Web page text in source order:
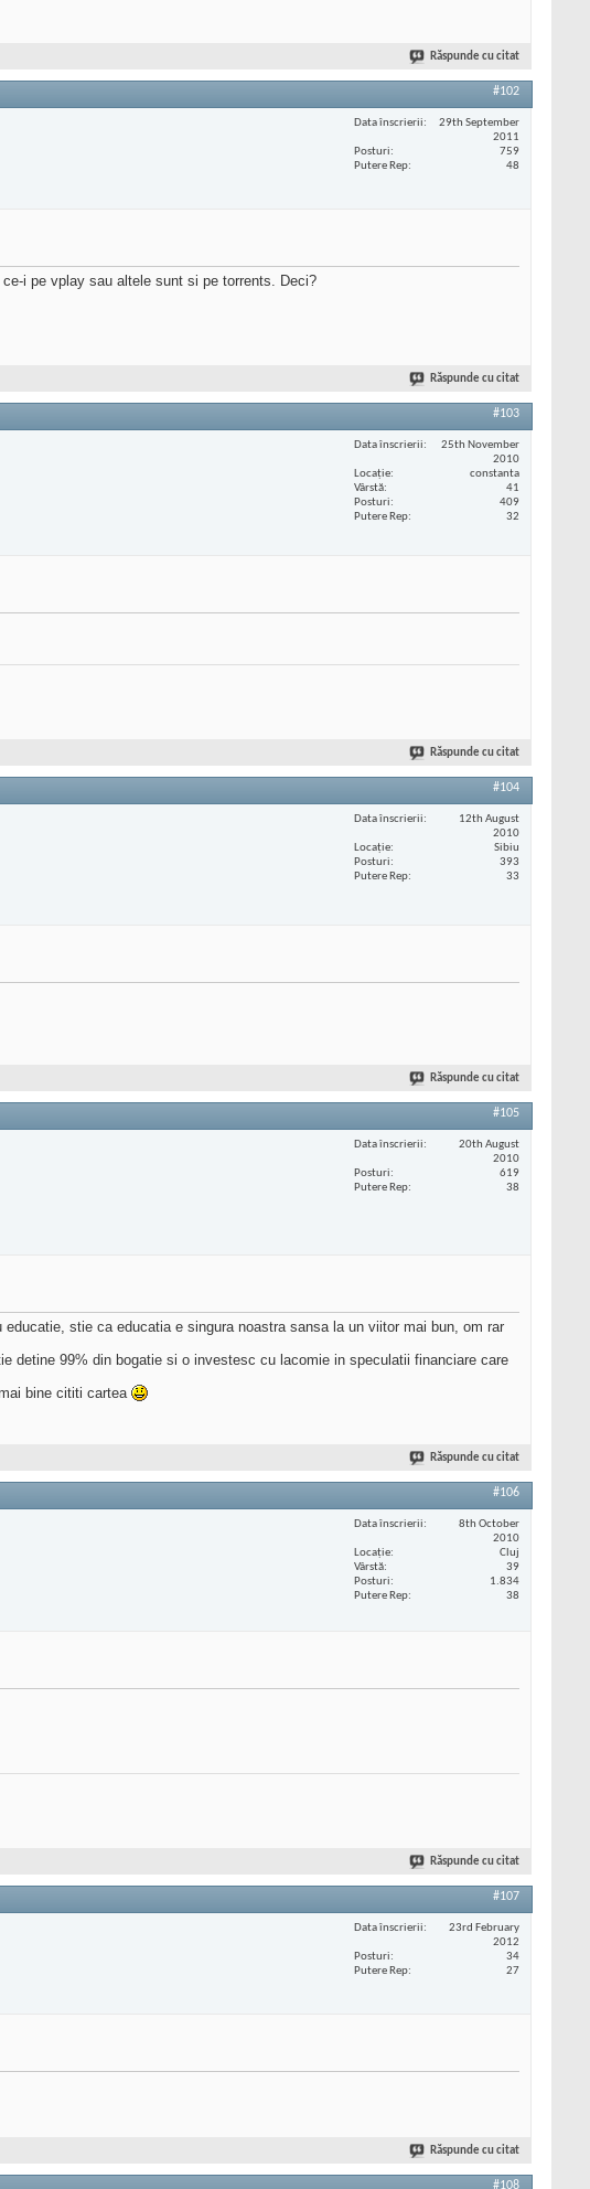
Răspunde cu citat
#102
Data înscrierii
29th September
2011
Posturi
759
Putere Rep
48
i pe vplay sau altele sunt si pe torrents. Deci?
Răspunde cu citat
#103
Data înscrierii
25th November
2010
Locaţie
constanta
Vârstă
41
Posturi
409
Putere Rep
32
Răspunde cu citat
#104
Data înscrierii
12th August
2010
Locaţie
Sibiu
Posturi
393
Putere Rep
33
Răspunde cu citat
#105
Data înscrierii
20th August
2010
Posturi
619
Putere Rep
38
stie ca educatia e singura noastra sansa la un viitor mai bun, om rar
detine 99% din bogatie si o investesc cu lacomie in speculatii financiare care
bine cititi cartea
Răspunde cu citat
#106
Data înscrierii
8th October
2010
Locaţie
Cluj
Vârstă
39
Posturi
1.834
Putere Rep
38
Răspunde cu citat
#107
Data înscrierii
23rd February
2012
Posturi
34
Putere Rep
27
Răspunde cu citat
#108